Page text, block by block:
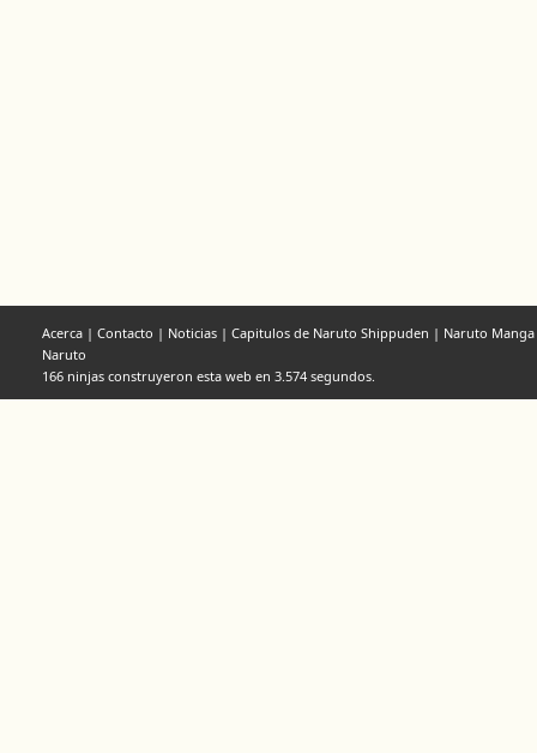
Acerca | Contacto | Noticias | Capitulos de Naruto Shippuden | Naruto Manga
Naruto
166 ninjas construyeron esta web en 3.574 segundos.